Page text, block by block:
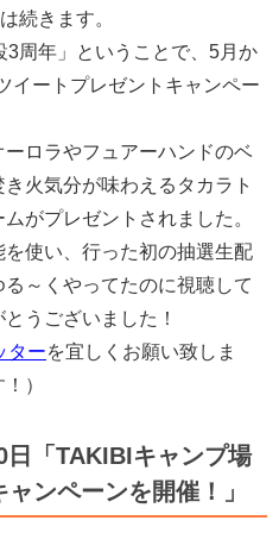
続きます。
3周年」ということで、5月か
イートプレゼントキャンペー
ロラやフュアーハンドのベ
火気分が味わえるタカラト
がプレゼントされました。
使い、行った初の抽選生配
～くやってたのに視聴して
うございました！
ターを宜しくお願い致しま
）
「TAKIBIキャンプ場
ンペーンを開催！」